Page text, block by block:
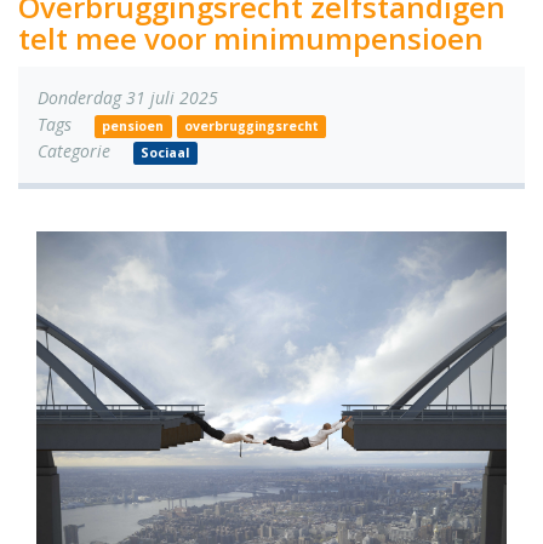
telt mee voor minimumpensioen
Donderdag 31 juli 2025
Tags
pensioen overbruggingsrecht
Categorie Sociaal